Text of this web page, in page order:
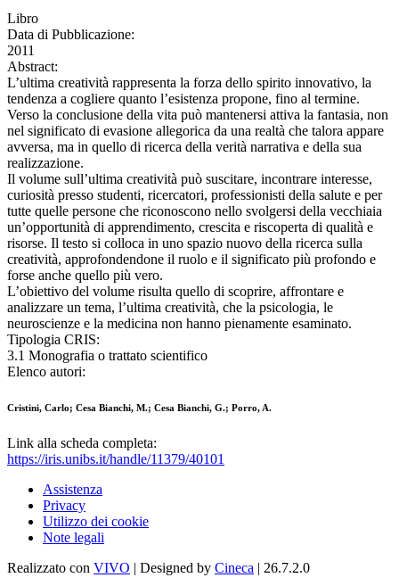
Libro
Data di Pubblicazione:
2011
Abstract:
L’ultima creatività rappresenta la forza dello spirito innovativo, la
tendenza a cogliere quanto l’esistenza propone, fino al termine.
Verso la conclusione della vita può mantenersi attiva la fantasia, non
nel significato di evasione allegorica da una realtà che talora appare
avversa, ma in quello di ricerca della verità narrativa e della sua
realizzazione.
Il volume sull’ultima creatività può suscitare, incontrare interesse,
curiosità presso studenti, ricercatori, professionisti della salute e per
tutte quelle persone che riconoscono nello svolgersi della vecchiaia
un’opportunità di apprendimento, crescita e riscoperta di qualità e
risorse. Il testo si colloca in uno spazio nuovo della ricerca sulla
creatività, approfondendone il ruolo e il significato più profondo e
forse anche quello più vero.
L’obiettivo del volume risulta quello di scoprire, affrontare e
analizzare un tema, l’ultima creatività, che la psicologia, le
neuroscienze e la medicina non hanno pienamente esaminato.
Tipologia CRIS:
3.1 Monografia o trattato scientifico
Elenco autori:
Cristini, Carlo; Cesa Bianchi, M.; Cesa Bianchi, G.; Porro, A.
Link alla scheda completa:
https://iris.unibs.it/handle/11379/40101
Assistenza
Privacy
Utilizzo dei cookie
Note legali
Realizzato con VIVO | Designed by Cineca | 26.7.2.0